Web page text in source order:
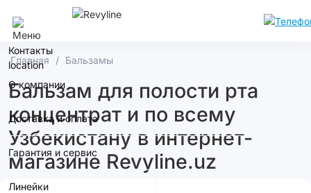
Контакты
О компании
Доставка и оплата
Гарантия и сервис
Линейки
Главная Бальзамы
Бальзам для полости рта
концентрат и по всему
Узбекистану в интернет-
магазине Revyline.uz